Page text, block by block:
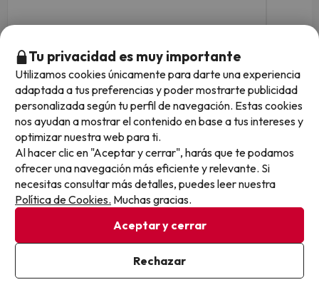
octubre de 2026.
149€ /pers.
Ver todos los chollos
Otras iniciativas de éxito del grupo Viajes Para Ti S.L.U.
son Esquiades.com (la web líder de viajes a la nieve en
España) y Amimir.com, el buscador de hoteles con más
reservar y viajar por todo el mundo.
Tu privacidad es muy importante
Utilizamos cookies únicamente para darte una experiencia
adaptada a tus preferencias y poder mostrarte publicidad
personalizada según tu perfil de navegación. Estas cookies
nos ayudan a mostrar el contenido en base a tus intereses y
optimizar nuestra web para ti.
Al hacer clic en "Aceptar y cerrar", harás que te podamos
ofrecer una navegación más eficiente y relevante. Si
necesitas consultar más detalles, puedes leer nuestra
Política de Cookies. Muchas gracias.
Aceptar y cerrar
Rechazar